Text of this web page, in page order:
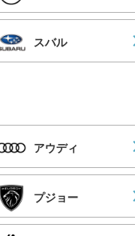
スバル
アウディ
プジョー